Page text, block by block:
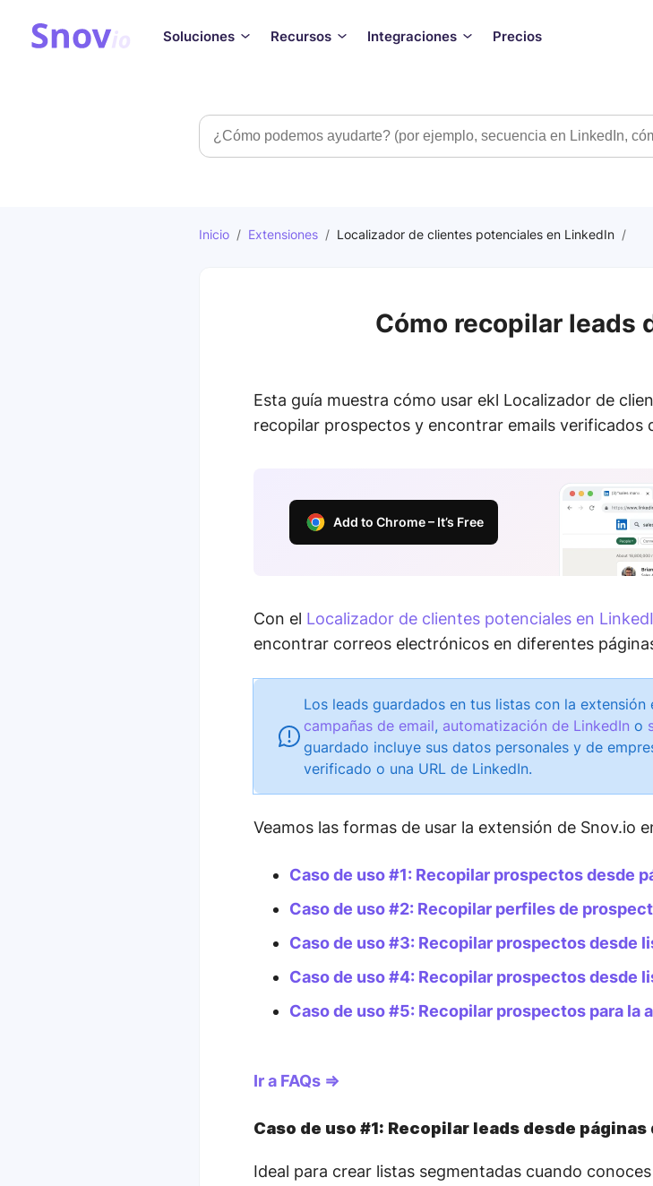
Soluciones Recursos Integraciones Precios
Búsqueda
Inicio / Extensiones / Localizador de clientes potenciales en LinkedIn /
Cómo recopilar leads
Esta guía muestra cómo usar ekl Localizador de
recopilar prospectos y encontrar emails verificados
Add to Chrome – It’s Free
Con el Localizador de clientes potenciales en
encontrar correos electrónicos en diferentes
Los leads guardados en tus listas con la
campañas de email, automatización de LinkedIn o
guardado incluye sus datos personales y de
verificado o una URL de LinkedIn.
Veamos las formas de usar la extensión de Snov.io
Caso de uso #1: Recopilar prospectos desde
Caso de uso #2: Recopilar perfiles de
Caso de uso #3: Recopilar prospectos desde
Caso de uso #4: Recopilar prospectos desde
Caso de uso #5: Recopilar prospectos para la
Ir a FAQs ⇒
Caso de uso #1: Recopilar leads desde
Ideal para crear listas segmentadas cuando